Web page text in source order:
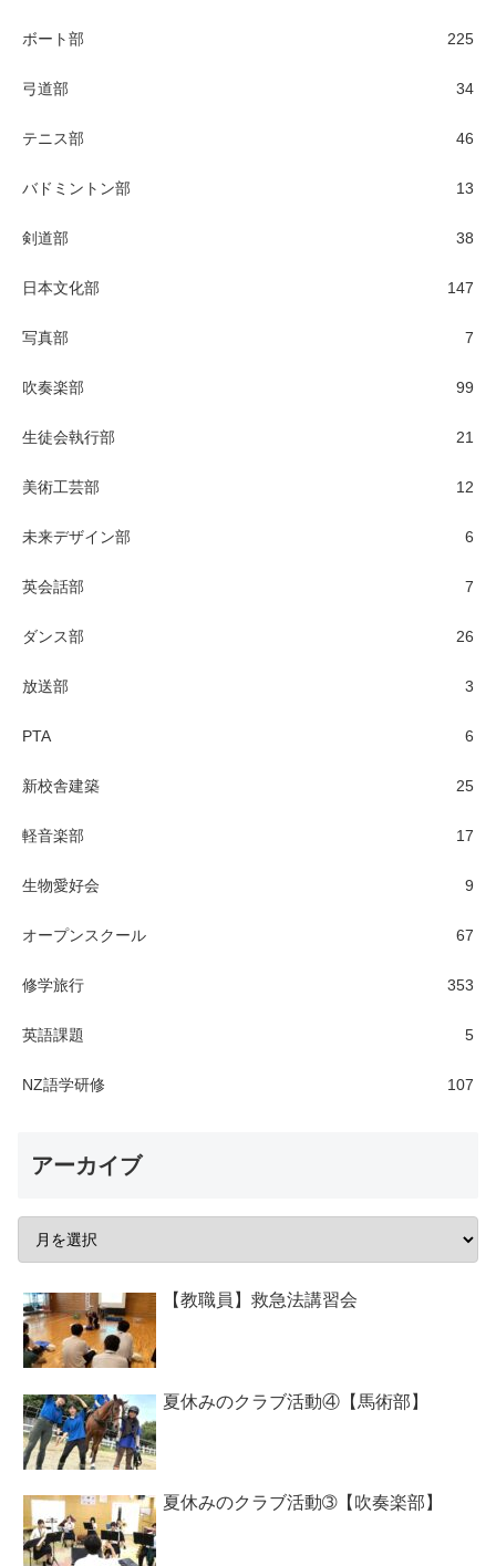
ボート部 225
弓道部 34
テニス部 46
バドミントン部 13
剣道部 38
日本文化部 147
写真部 7
吹奏楽部 99
生徒会執行部 21
美術工芸部 12
未来デザイン部 6
英会話部 7
ダンス部 26
放送部 3
PTA 6
新校舎建築 25
軽音楽部 17
生物愛好会 9
オープンスクール 67
修学旅行 353
英語課題 5
NZ語学研修 107
アーカイブ
【教職員】救急法講習会
夏休みのクラブ活動④【馬術部】
夏休みのクラブ活動➂【吹奏楽部】